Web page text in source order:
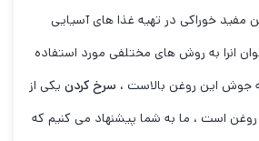
مفید خوراکی در تهیه غذا های آسیایی
انرا به روش های مختلفی مورد استفاده
جوش این روغن بالاست ، سرخ کردن یکی از
است ، ما به شما پیشنهاد می کنیم که